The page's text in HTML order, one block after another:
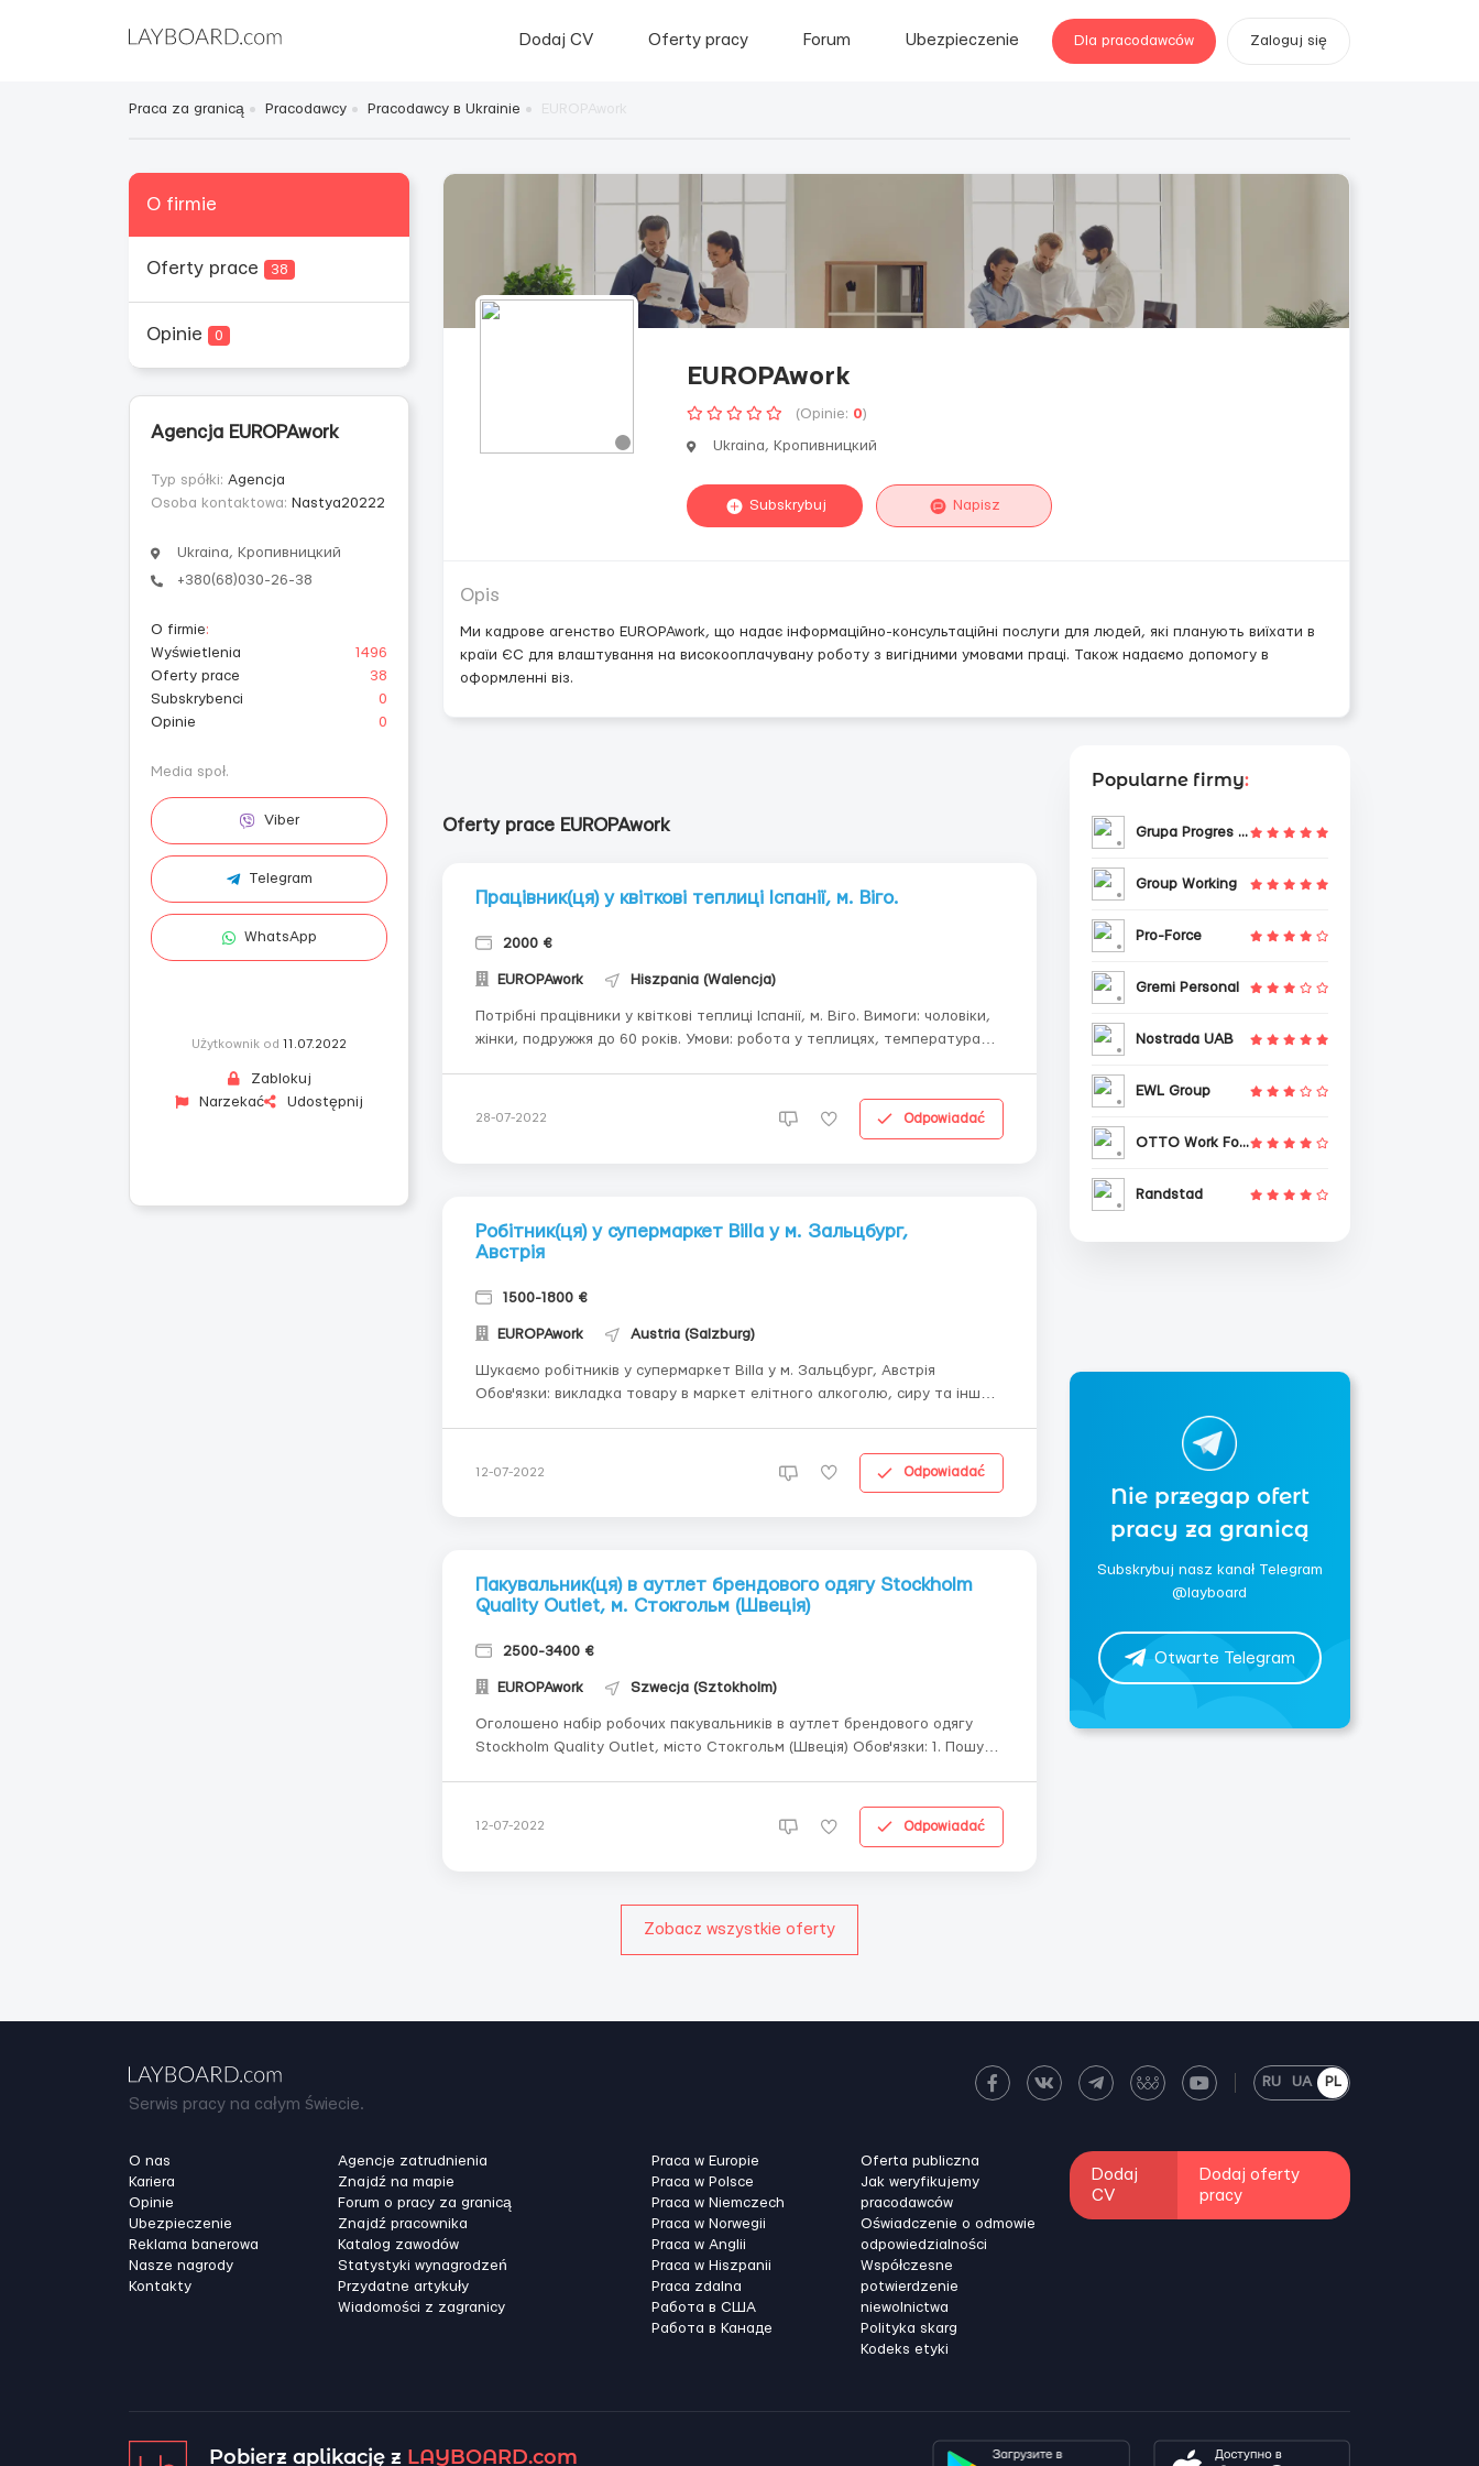
Dodaj CV Oferty pracy Forum Ubezpieczenie Dla pracodawców Zaloguj się
Praca za granicą Pracodawcy Pracodawcy в Ukrainie
O firmie
Oferty prace 38
Opinie 0
Agencja EUROPAwork
Typ spółki: Agencja
Osoba kontaktowa: Nastya20222
Ukraina, Кропивницкий
+380(68)030-26-38
O firmie:
Wyświetlenia
1496
Oferty prace
38
Subskrybenci
0
Opinie
0
Media społ.
Viber
Telegram
WhatsApp
Użytkownik od 11.07.2022
Zablokuj
Narzekać
Udostępnij
EUROPAwork
(Opinie: 0)
Ukraina, Кропивницкий
Subskrybuj Napisz
Opis
Ми кадрове агенство EUROPAwork, що надає інформаційно-консультаційні послуги для людей, які планують виїхати в
країи ЄС для влаштування на високооплачувану роботу з вигідними умовами праці. Також надаємо допомогу в
оформленні віз.
Oferty prace EUROPAwork
Працівник(ця) у квіткові теплиці Іспанії, м. Віго.
2000 €
EUROPAwork Hiszpania (Walencja)
Потрібні працівники у квіткові теплиці Іспанії, м. Віго. Вимоги: чоловіки,
жінки, подружжя до 60 років. Умови: робота у теплицях, температура
28-07-2022 Odpowiadać
Робітник(ця) у супермаркет Billa у м. Зальцбург,
Австрія
1500-1800 €
EUROPAwork Austria (Salzburg)
Шукаємо робітників у супермаркет Billa у м. Зальцбург, Австрія
Обов'язки: викладка товару в маркет елітного алкоголю, сиру та інших
12-07-2022 Odpowiadać
Пакувальник(ця) в аутлет брендового одягу Stockholm
Quality Outlet, м. Стокгольм (Швеція)
2500-3400 €
EUROPAwork Szwecja (Sztokholm)
Оголошено набір робочих пакувальників в аутлет брендового одягу
Stockholm Quality Outlet, місто Стокгольм (Швеція) Обов'язки: 1. Пошук
12-07-2022 Odpowiadać
Zobacz wszystkie oferty
Popularne firmy:
Grupa Progres Sp. z o.o.
Group Working
Pro-Force
Gremi Personal
Nostrada UAB
EWL Group
OTTO Work Force
Randstad
Nie przegap ofert
pracy za granicą
Subskrybuj nasz kanał Telegram
@layboard
Otwarte Telegram
Serwis pracy na całym świecie.
RU UA PL
O nas
Kariera
Opinie
Ubezpieczenie
Reklama banerowa
Nasze nagrody
Kontakty
Agencje zatrudnienia
Znajdź na mapie
Forum o pracy za granicą
Znajdź pracownika
Katalog zawodów
Statystyki wynagrodzeń
Przydatne artykuły
Wiadomości z zagranicy
Praca w Europie
Praca w Polsce
Praca w Niemczech
Praca w Norwegii
Praca w Anglii
Praca w Hiszpanii
Praca zdalna
Работа в США
Работа в Канадe
Oferta publiczna
Jak weryfikujemy
pracodawców
Oświadczenie o odmowie
odpowiedzialności
Współczesne
potwierdzenie
niewolnictwa
Polityka skarg
Kodeks etyki
Dodaj
CV
Dodaj oferty
pracy
Pobierz aplikację z LAYBOARD.com